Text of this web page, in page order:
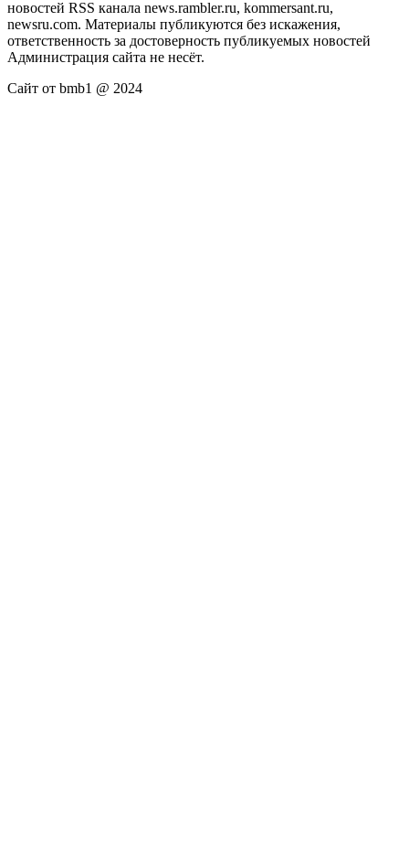
новостей RSS канала news.rambler.ru, kommersant.ru,
newsru.com. Материалы публикуются без искажения,
ответственность за достоверность публикуемых новостей
Администрация сайта не несёт.
Сайт от bmb1 @ 2024